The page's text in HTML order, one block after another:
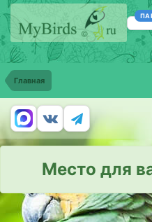
Главная
Место для